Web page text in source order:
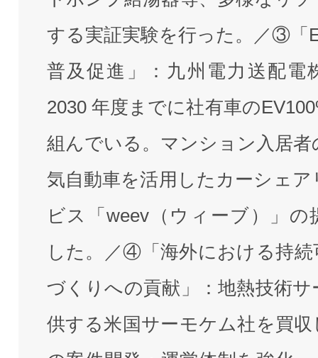
する実証実験を行った。／③「
普及促進」：九州電力送配電
2030 年度までに社有車の
組んでいる。マンション入居者
気自動車を活用したカーシェア
ビス「weev（ウィーブ）」の
した。／④「海外における持続
づくりへの貢献」：地熱技術
供する米国サーモケム社を買収